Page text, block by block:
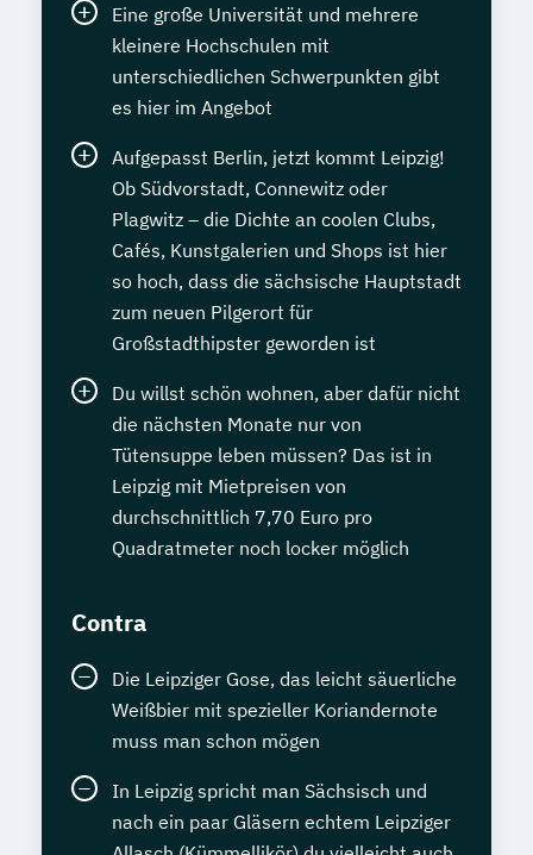
Eine große Universität und mehrere
kleinere Hochschulen mit
unterschiedlichen Schwerpunkten gibt
es hier im Angebot
Aufgepasst Berlin, jetzt kommt Leipzig!
Ob Südvorstadt, Connewitz oder
Plagwitz – die Dichte an coolen Clubs,
Cafés, Kunstgalerien und Shops ist hier
so hoch, dass die sächsische Hauptstadt
zum neuen Pilgerort für
Großstadthipster geworden ist
Du willst schön wohnen, aber dafür nicht
die nächsten Monate nur von
Tütensuppe leben müssen? Das ist in
Leipzig mit Mietpreisen von
durchschnittlich 7,70 Euro pro
Quadratmeter noch locker möglich
Contra
Die Leipziger Gose, das leicht säuerliche
Weißbier mit spezieller Koriandernote
muss man schon mögen
In Leipzig spricht man Sächsisch und
nach ein paar Gläsern echtem Leipziger